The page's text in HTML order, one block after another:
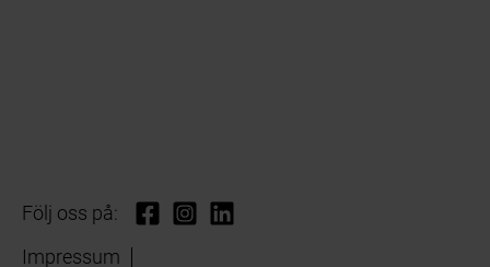
Följ oss på:
Impressum